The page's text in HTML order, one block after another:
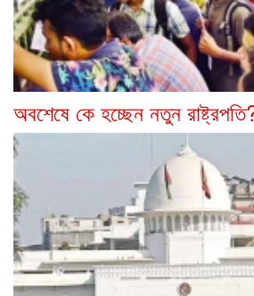
অবশেষে কে হচ্ছেন নতুন রাষ্ট্রপতি?